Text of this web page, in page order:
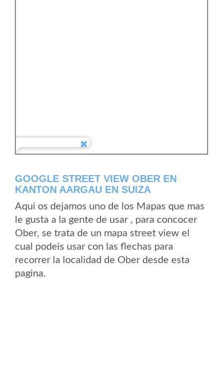
GOOGLE STREET VIEW OBER EN
KANTON AARGAU EN SUIZA
Aqui os dejamos uno de los Mapas que mas
le gusta a la gente de usar , para concocer
Ober, se trata de un mapa street view el
cual podeis usar con las flechas para
recorrer la localidad de Ober desde esta
pagina.